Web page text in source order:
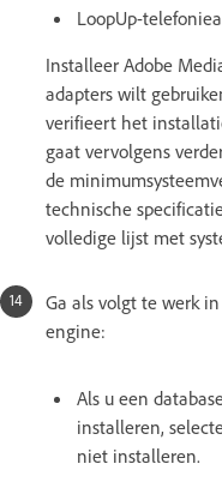
LoopUp-
Installeer Adobe
adapters wilt
verifieert het
gaat vervolgens
de
technische
volledige lijst met
Ga als volgt te werk
engine:
Als u een
installeren,
niet installeren.